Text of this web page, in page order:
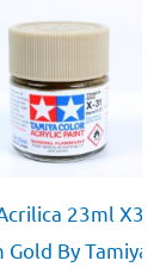
23ml X31
Gold By Tamiya